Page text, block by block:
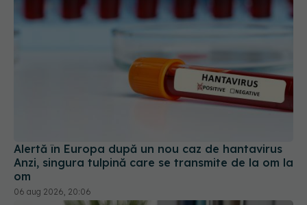
Alertă în Europa după un nou caz de hantavirus
Anzi, singura tulpină care se transmite de la om la
om
06 aug 2026, 20:06